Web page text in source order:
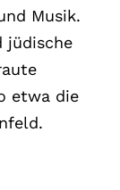
Musik.
jüdische
etwa die